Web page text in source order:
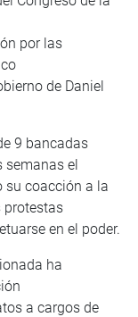
por las
de Daniel
9 bancadas
semanas el
su coacción a la
protestas
en el poder.
ha
a cargos de